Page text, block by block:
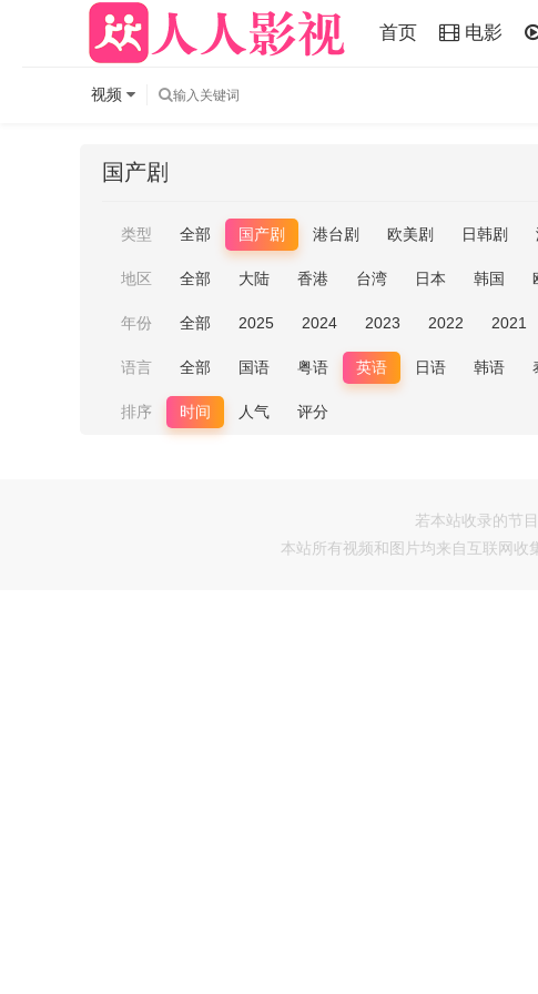
首页 电影
视频
国产剧
类型 全部 国产剧 港台剧 欧美剧 日韩剧
地区 全部 大陆 香港 台湾 日本 韩国
年份 全部 2025 2024 2023 2022 2021
语言 全部 国语 粤语 英语 日语 韩语
排序 时间 人气 评分
若本站收录的节
本站所有视频和图片均来自互联网